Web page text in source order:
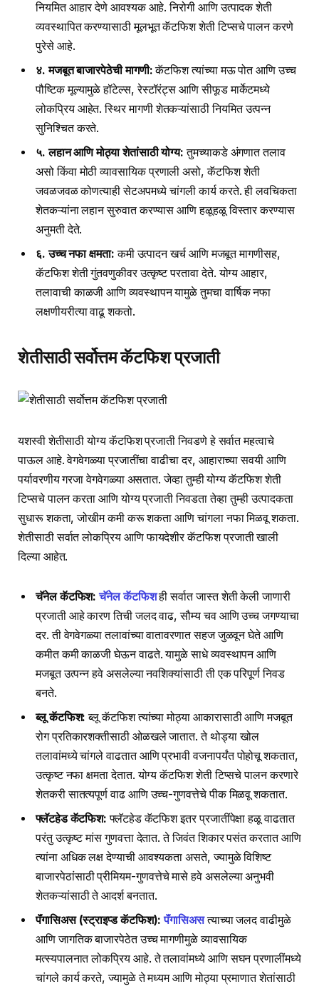
नियमित आहार देणे आवश्यक आहे. निरोगी आणि उत्पादक शेती
व्यवस्थापित करण्यासाठी मूलभूत कॅटफिश शेती टिप्सचे पालन करणे
पुरेसे आहे.
४. मजबूत बाजारपेठेची मागणी:कॅटफिश त्यांच्या मऊ पोत आणि उच्च
पौष्टिक मूल्यामुळे हॉटेल्स, रेस्टॉरंट्स आणि सीफूड मार्केटमध्ये
लोकप्रिय आहेत. स्थिर मागणी शेतकऱ्यांसाठी नियमित उत्पन्न
सुनिश्चित करते.
५. लहान आणि मोठ्या शेतांसाठी योग्य:तुमच्याकडे अंगणात तलाव
असो किंवा मोठी व्यावसायिक प्रणाली असो, कॅटफिश शेती
जवळजवळ कोणत्याही सेटअपमध्ये चांगली कार्य करते. ही लवचिकता
शेतकऱ्यांना लहान सुरुवात करण्यास आणि हळूहळू विस्तार करण्यास
अनुमती देते.
६. उच्च नफा क्षमता: कमी उत्पादन खर्च आणि मजबूत मागणीसह,
कॅटफिश शेती गुंतवणुकीवर उत्कृष्ट परतावा देते. योग्य आहार,
तलावाची काळजी आणि व्यवस्थापन यामुळे तुमचा वार्षिक नफा
लक्षणीयरीत्या वाढू शकतो.
शेतीसाठी सर्वोत्तम कॅटफिश प्रजाती
यशस्वी शेतीसाठी योग्य कॅटफिश प्रजाती निवडणे हे सर्वात महत्वाचे
पाऊल आहे. वेगवेगळ्या प्रजातींचा वाढीचा दर, आहाराच्या सवयी आणि
पर्यावरणीय गरजा वेगवेगळ्या असतात. जेव्हा तुम्ही योग्य कॅटफिश शेती
टिप्सचे पालन करता आणि योग्य प्रजाती निवडता तेव्हा तुम्ही उत्पादकता
सुधारू शकता, जोखीम कमी करू शकता आणि चांगला नफा मिळवू शकता.
शेतीसाठी सर्वात लोकप्रिय आणि फायदेशीर कॅटफिश प्रजाती खाली
दिल्या आहेत.
चॅनेल कॅटफिश:चॅनेल कॅटफिशही सर्वात जास्त शेती केली जाणारी
प्रजाती आहे कारण तिची जलद वाढ, सौम्य चव आणि उच्च जगण्याचा
दर. ती वेगवेगळ्या तलावांच्या वातावरणात सहज जुळवून घेते आणि
कमीत कमी काळजी घेऊन वाढते. यामुळे साधे व्यवस्थापन आणि
मजबूत उत्पन्न हवे असलेल्या नवशिक्यांसाठी ती एक परिपूर्ण निवड
बनते.
ब्लू कॅटफिश: ब्लू कॅटफिश त्यांच्या मोठ्या आकारासाठी आणि मजबूत
रोग प्रतिकारशक्तीसाठी ओळखले जातात. ते थोड्या खोल
तलावांमध्ये चांगले वाढतात आणि प्रभावी वजनापर्यंत पोहोचू शकतात,
उत्कृष्ट नफा क्षमता देतात. योग्य कॅटफिश शेती टिप्सचे पालन करणारे
शेतकरी सातत्यपूर्ण वाढ आणि उच्च-गुणवत्तेचे पीक मिळवू शकतात.
फ्लॅटहेड कॅटफिश:फ्लॅटहेड कॅटफिश इतर प्रजातींपेक्षा हळू वाढतात
परंतु उत्कृष्ट मांस गुणवत्ता देतात. ते जिवंत शिकार पसंत करतात आणि
त्यांना अधिक लक्ष देण्याची आवश्यकता असते, ज्यामुळे विशिष्ट
बाजारपेठांसाठी प्रीमियम-गुणवत्तेचे मासे हवे असलेल्या अनुभवी
शेतकऱ्यांसाठी ते आदर्श बनतात.
पॅंगासिअस (स्ट्राइप्ड कॅटफिश): पॅंगासिअसत्याच्या जलद वाढीमुळे
आणि जागतिक बाजारपेठेत उच्च मागणीमुळे व्यावसायिक
मत्स्यपालनात लोकप्रिय आहे. ते तलावांमध्ये आणि सघन प्रणालींमध्ये
चांगले कार्य करते, ज्यामुळे ते मध्यम आणि मोठ्या प्रमाणात शेतांसाठी